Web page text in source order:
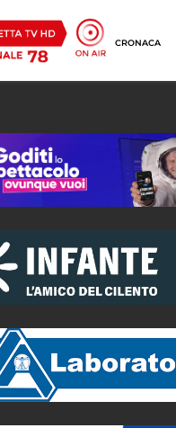
CRONACA